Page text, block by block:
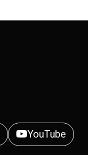
YouTube